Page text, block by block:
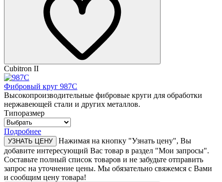
Cubitron II
Фибровый круг 987С
Высокопроизводительные фибровые круги для обработки
нержавеющей стали и других металлов.
Типоразмер
Подробнее
УЗНАТЬ ЦЕНУ
Нажимая на кнопку "Узнать цену", Вы
добавите интересующий Вас товар в раздел "Мои запросы".
Составьте полный список товаров и не забудьте отправить
запрос на уточнение цены. Мы обязательно свяжемся с Вами
и сообщим цену товара!